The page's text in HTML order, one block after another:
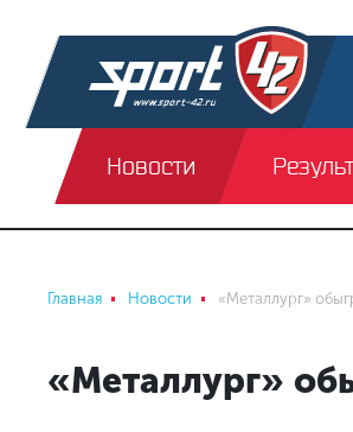
Новости
Главная Новости «Металлург»
«Металлург»